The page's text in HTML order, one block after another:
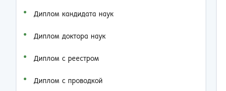
Диплом кандидата наук
Диплом доктора наук
Диплом с реестром
Диплом с проводкой